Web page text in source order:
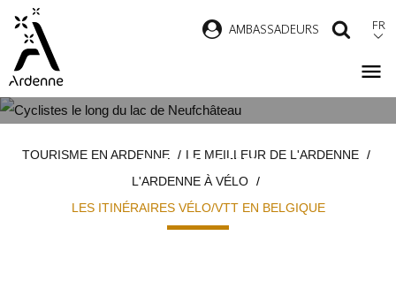
contenu
principal
AMBASSADEURS FR
BELGIQUE
d'ArianeTOURISME EN ARDENNE
LE MEILLEUR DE L'ARDENNE
L'ARDENNE À VÉLO
LES ITINÉRAIRES VÉLO/VTT EN BELGIQUE